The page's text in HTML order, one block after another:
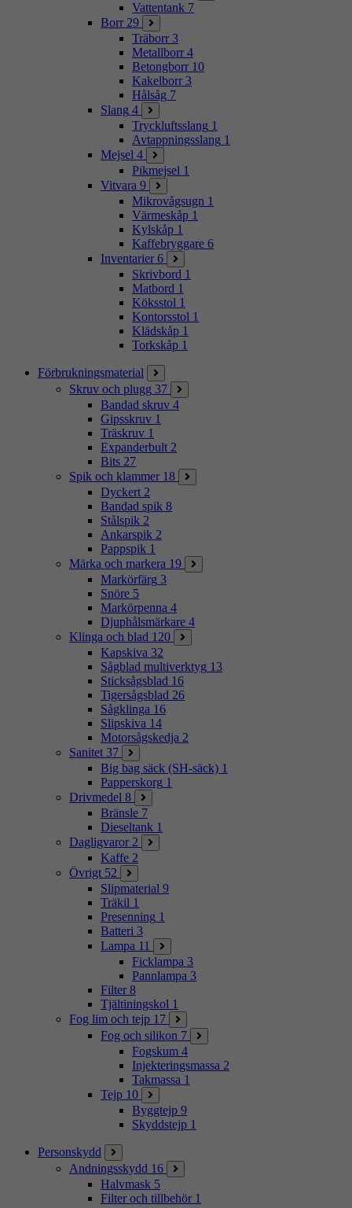
Vattentank 7
Borr 29
Träborr 3
Metallborr 4
Betongborr 10
Kakelborr 3
Hålsåg 7
Slang 4
Tryckluftsslang 1
Avtappningsslang 1
Mejsel 4
Pikmejsel 1
Vitvara 9
Mikrovågsugn 1
Värmeskåp 1
Kylskåp 1
Kaffebryggare 6
Inventarier 6
Skrivbord 1
Matbord 1
Köksstol 1
Kontorsstol 1
Klädskåp 1
Torkskåp 1
Förbrukningsmaterial
Skruv och plugg 37
Bandad skruv 4
Gipsskruv 1
Träskruv 1
Expanderbult 2
Bits 27
Spik och klammer 18
Dyckert 2
Bandad spik 8
Stålspik 2
Ankarspik 2
Pappspik 1
Märka och markera 19
Markörfärg 3
Snöre 5
Markörpenna 4
Djuphålsmärkare 4
Klinga och blad 120
Kapskiva 32
Sågblad multiverktyg 13
Sticksågsblad 16
Tigersågsblad 26
Sågklinga 16
Slipskiva 14
Motorsågskedja 2
Sanitet 37
Big bag säck (SH-säck) 1
Papperskorg 1
Drivmedel 8
Bränsle 7
Dieseltank 1
Dagligvaror 2
Kaffe 2
Övrigt 52
Slipmaterial 9
Träkil 1
Presenning 1
Batteri 3
Lampa 11
Ficklampa 3
Pannlampa 3
Filter 8
Tjältiningskol 1
Fog lim och tejp 17
Fog och silikon 7
Fogskum 4
Injekteringsmassa 2
Takmassa 1
Tejp 10
Byggtejp 9
Skyddstejp 1
Personskydd
Andningsskydd 16
Halvmask 5
Filter och tillbehör 1